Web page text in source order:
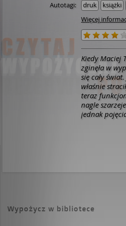
Autotagi: druk książki
Więcej
Kiedy Maciej
zginęła w
się cały
właśnie
teraz
nagle szarzeje i
jednak
kimś tak
nimi
zmienia w
naprawdę
dwanaście
Wypożycz w bibliotece